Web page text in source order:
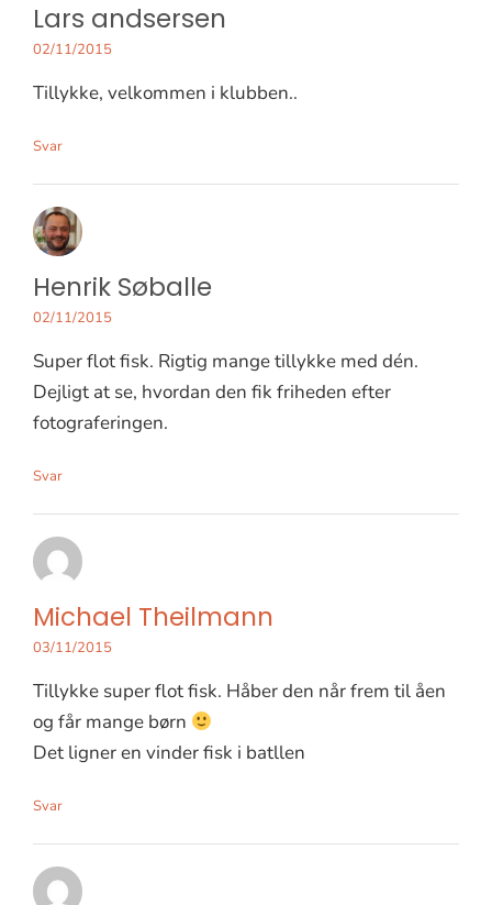
Lars andsersen
02/11/2015
Tillykke, velkommen i klubben..
Svar
Henrik Søballe
02/11/2015
Super flot fisk. Rigtig mange tillykke med dén.
Dejligt at se, hvordan den fik friheden efter
fotograferingen.
Svar
Michael Theilmann
03/11/2015
Tillykke super flot fisk. Håber den når frem til åen
og får mange børn
Det ligner en vinder fisk i batllen
Svar